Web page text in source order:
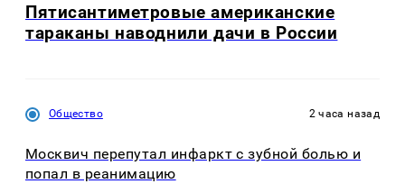
Пятисантиметровые американские
тараканы наводнили дачи в России
Общество 2 часа назад
Москвич перепутал инфаркт с зубной болью и
попал в реанимацию